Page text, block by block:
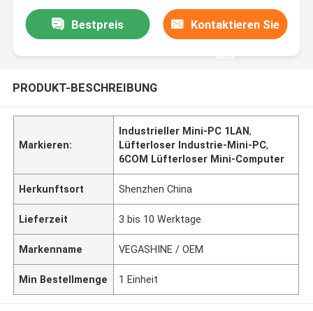
Bestpreis Kontaktieren Sie
uns
PRODUKT-BESCHREIBUNG
Markieren:
Industrieller Mini-PC 1LAN,
Lüfterloser Industrie-Mini-PC,
6COM Lüfterloser Mini-Computer
Herkunftsort Shenzhen China
Lieferzeit 3 bis 10 Werktage
Markenname VEGASHINE / OEM
Min Bestellmenge 1 Einheit